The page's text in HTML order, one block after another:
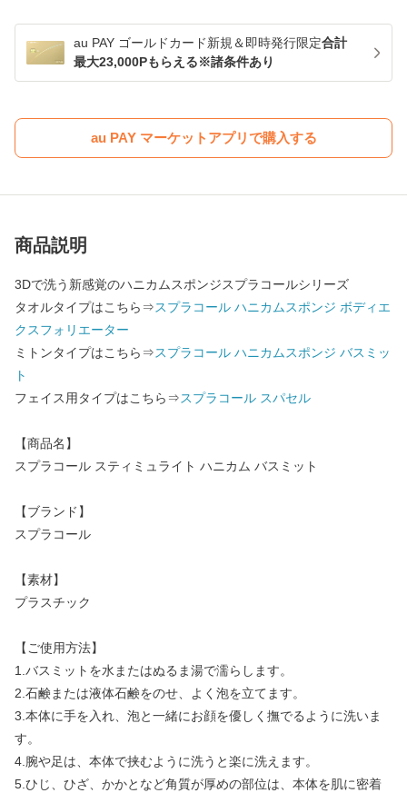
au PAY ゴールドカード新規＆即時発行限定合計
最大23,000Pもらえる※諸条件あり
au PAY マーケットアプリで購入する
商品説明
3Dで洗う新感覚のハニカムスポンジスプラコールシリーズ
タオルタイプはこちら⇒スプラコール ハニカムスポンジ ボディエ
クスフォリエーター
ミトンタイプはこちら⇒スプラコール ハニカムスポンジ バスミッ
ト
フェイス用タイプはこちら⇒スプラコール スパセル
【商品名】
スプラコール スティミュライト ハニカム バスミット
【ブランド】
スプラコール
【素材】
プラスチック
【ご使用方法】
1.バスミットを水またはぬるま湯で濡らします。
2.石鹸または液体石鹸をのせ、よく泡を立てます。
3.本体に手を入れ、泡と一緒にお顔を優しく撫でるように洗いま
す。
4.腕や足は、本体で挟むように洗うと楽に洗えます。
5.ひじ、ひざ、かかとなど角質が厚めの部位は、本体を肌に密着